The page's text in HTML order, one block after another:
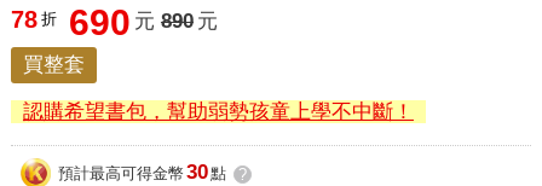
78 折 690 元 890 元
買整套
認購希望書包，幫助弱勢孩童上學不中斷！
預計最高可得金幣 30點 ?